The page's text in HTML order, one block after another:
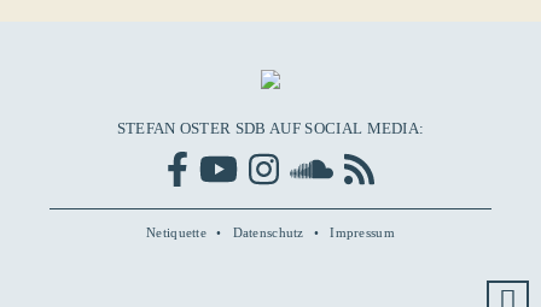
STEFAN OSTER SDB AUF SOCIAL MEDIA:
Netiquette Datenschutz Impressum